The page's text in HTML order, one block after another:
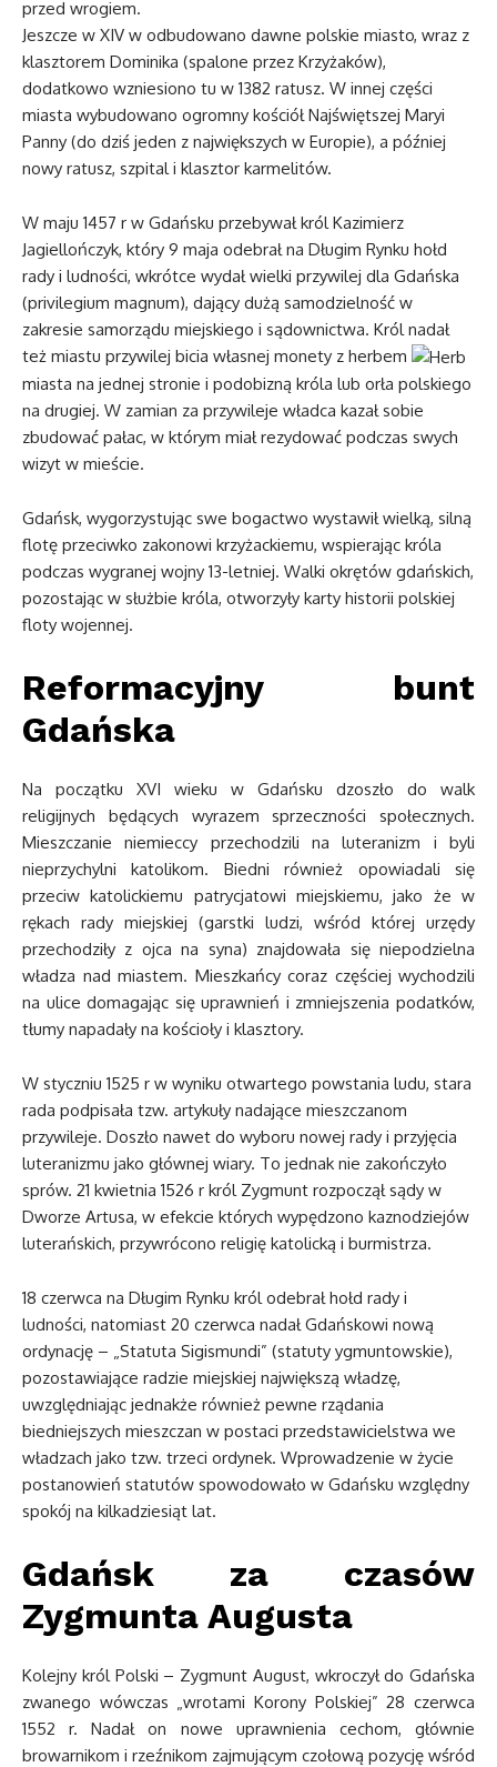
przed wrogiem.
Jeszcze w XIV w odbudowano dawne polskie miasto, wraz z
klasztorem Dominika (spalone przez Krzyżaków),
dodatkowo wzniesiono tu w 1382 ratusz. W innej części
miasta wybudowano ogromny kościół Najświętszej Maryi
Panny (do dziś jeden z największych w Europie), a później
nowy ratusz, szpital i klasztor karmelitów.
W maju 1457 r w Gdańsku przebywał król Kazimierz
Jagiellończyk, który 9 maja odebrał na Długim Rynku hołd
rady i ludności, wkrótce wydał wielki przywilej dla Gdańska
(privilegium magnum), dający dużą samodzielność w
zakresie samorządu miejskiego i sądownictwa. Król nadał
też miastu przywilej bicia własnej monety z herbem
miasta na jednej stronie i podobizną króla lub orła polskiego
na drugiej. W zamian za przywileje władca kazał sobie
zbudować pałac, w którym miał rezydować podczas swych
wizyt w mieście.
Gdańsk, wygorzystując swe bogactwo wystawił wielką, silną
flotę przeciwko zakonowi krzyżackiemu, wspierając króla
podczas wygranej wojny 13-letniej. Walki okrętów gdańskich,
pozostając w służbie króla, otworzyły karty historii polskiej
floty wojennej.
Reformacyjny bunt
Gdańska
Na początku XVI wieku w Gdańsku dzoszło do walk
religijnych będących wyrazem sprzeczności społecznych.
Mieszczanie niemieccy przechodzili na luteranizm i byli
nieprzychylni katolikom. Biedni również opowiadali się
przeciw katolickiemu patrycjatowi miejskiemu, jako że w
rękach rady miejskiej (garstki ludzi, wśród której urzędy
przechodziły z ojca na syna) znajdowała się niepodzielna
władza nad miastem. Mieszkańcy coraz częściej wychodzili
na ulice domagając się uprawnień i zmniejszenia podatków,
tłumy napadały na kościoły i klasztory.
W styczniu 1525 r w wyniku otwartego powstania ludu, stara
rada podpisała tzw. artykuły nadające mieszczanom
przywileje. Doszło nawet do wyboru nowej rady i przyjęcia
luteranizmu jako głównej wiary. To jednak nie zakończyło
sprów. 21 kwietnia 1526 r król Zygmunt rozpoczął sądy w
Dworze Artusa, w efekcie których wypędzono kaznodziejów
luterańskich, przywrócono religię katolicką i burmistrza.
18 czerwca na Długim Rynku król odebrał hołd rady i
ludności, natomiast 20 czerwca nadał Gdańskowi nową
ordynację – „Statuta Sigismundi” (statuty ygmuntowskie),
pozostawiające radzie miejskiej największą władzę,
uwzględniając jednakże również pewne rządania
biedniejszych mieszczan w postaci przedstawicielstwa we
władzach jako tzw. trzeci ordynek. Wprowadzenie w życie
postanowień statutów spowodowało w Gdańsku względny
spokój na kilkadziesiąt lat.
Gdańsk za czasów
Zygmunta Augusta
Kolejny król Polski – Zygmunt August, wkroczył do Gdańska
zwanego wówczas „wrotami Korony Polskiej” 28 czerwca
1552 r. Nadał on nowe uprawnienia cechom, głównie
browarnikom i rzeźnikom zajmującym czołową pozycję wśród